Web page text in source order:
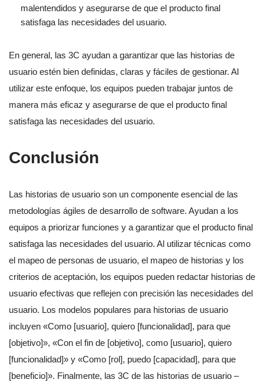
malentendidos y asegurarse de que el producto final
satisfaga las necesidades del usuario.
En general, las 3C ayudan a garantizar que las historias de
usuario estén bien definidas, claras y fáciles de gestionar. Al
utilizar este enfoque, los equipos pueden trabajar juntos de
manera más eficaz y asegurarse de que el producto final
satisfaga las necesidades del usuario.
Conclusión
Las historias de usuario son un componente esencial de las
metodologías ágiles de desarrollo de software. Ayudan a los
equipos a priorizar funciones y a garantizar que el producto final
satisfaga las necesidades del usuario. Al utilizar técnicas como
el mapeo de personas de usuario, el mapeo de historias y los
criterios de aceptación, los equipos pueden redactar historias de
usuario efectivas que reflejen con precisión las necesidades del
usuario. Los modelos populares para historias de usuario
incluyen «Como [usuario], quiero [funcionalidad], para que
[objetivo]», «Con el fin de [objetivo], como [usuario], quiero
[funcionalidad]» y «Como [rol], puedo [capacidad], para que
[beneficio]». Finalmente, las 3C de las historias de usuario –